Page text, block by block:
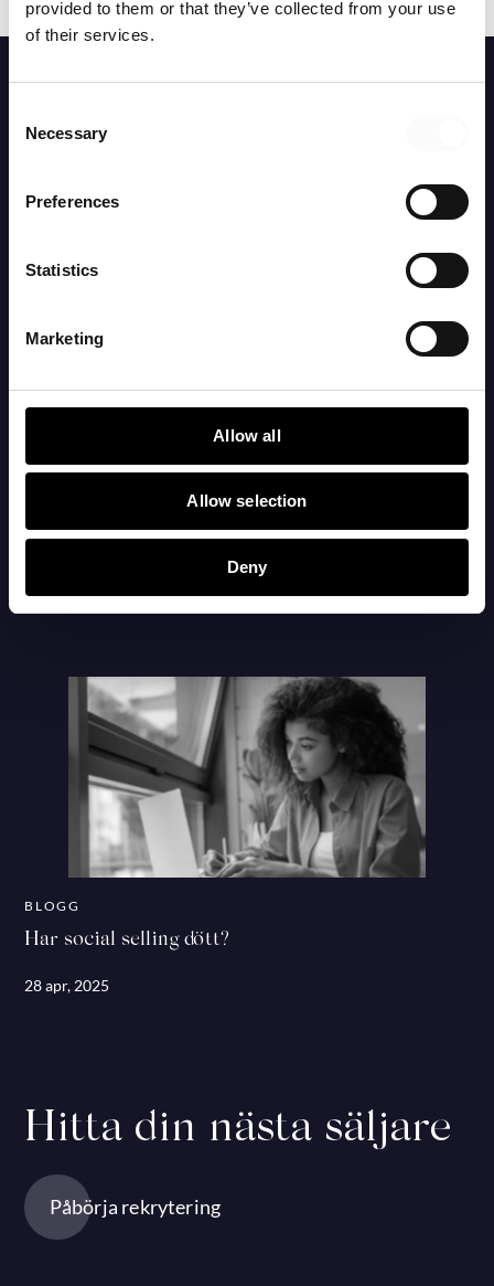
provided to them or that they’ve collected from your use
of their services.
Selection
Necessary
Preferences
Statistics
Marketing
Allow all
Allow selection
Deny
Mer läsning
Vi måste sluta lämna över – sälj och marknad ska
BLOGG
Har social selling dött?
28 apr, 2025
Hitta din nästa säljare
Påbörja rekrytering